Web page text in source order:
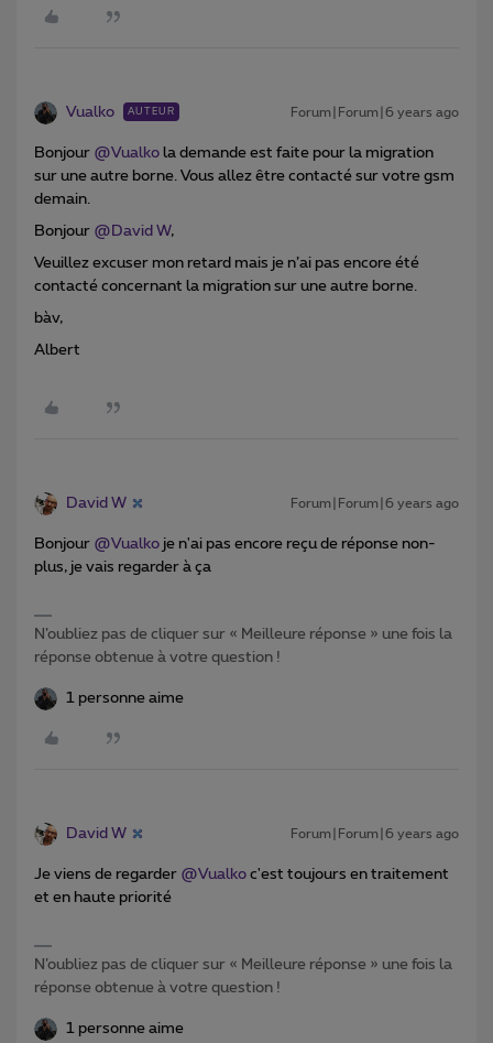
Vualko AUTEUR Forum|Forum|6 years ago
Bonjour @Vualko la demande est faite pour la migration
sur une autre borne. Vous allez être contacté sur votre gsm
demain.
Bonjour @David W,
Veuillez excuser mon retard mais je n’ai pas encore été
contacté concernant la migration sur une autre borne.
bàv,
Albert
David W Forum|Forum|6 years ago
Bonjour @Vualko je n'ai pas encore reçu de réponse non-
plus, je vais regarder à ça
N’oubliez pas de cliquer sur « Meilleure réponse » une fois la
réponse obtenue à votre question !
1 personne aime
David W Forum|Forum|6 years ago
Je viens de regarder @Vualko c'est toujours en traitement
et en haute priorité
N’oubliez pas de cliquer sur « Meilleure réponse » une fois la
réponse obtenue à votre question !
1 personne aime